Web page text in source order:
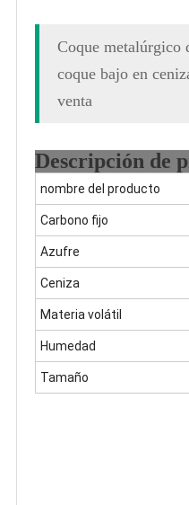
Coque metalúrgico
coque bajo en
venta
Descripción de
nombre del producto
Carbono fijo
Azufre
Ceniza
Materia volátil
Humedad
Tamaño